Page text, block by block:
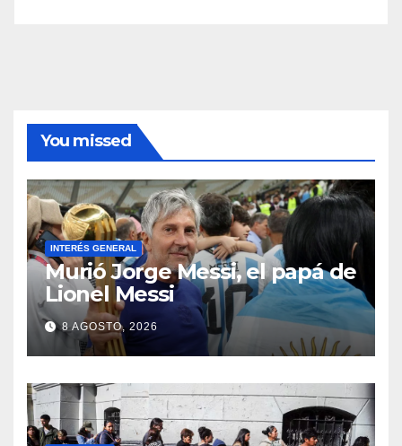
You missed
INTERÉS GENERAL
Murió Jorge Messi, el papá de
Lionel Messi
8 AGOSTO, 2026